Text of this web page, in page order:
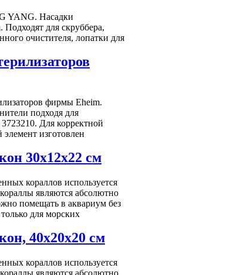
YANG. Насадки
для скруббера,
очистителя, лопатки для
фирмы Eheim.
подходя для
Для корректной
изготовлен
30х12х22 см
кораллов используется
являются абсолютно
помещать в аквариум без
для морских
40х20х20 см
кораллов используется